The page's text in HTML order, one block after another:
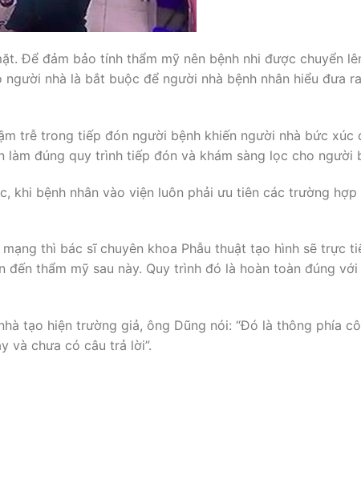
Để đảm bảo tính thẩm mỹ nên bệnh nhi được chuyển
nhà là bắt buộc để người nhà bệnh nhân hiểu đưa
trễ trong tiếp đón người bệnh khiến người nhà bức xúc
làm đúng quy trình tiếp đón và khám sàng lọc cho người
khi bệnh nhân vào viện luôn phải ưu tiên các trường hợp
thì bác sĩ chuyên khoa Phẫu thuật tạo hình sẽ trực
đến thẩm mỹ sau này. Quy trình đó là hoàn toàn đúng
tạo hiện trường giả, ông Dũng nói: “Đó là thông phía
và chưa có câu trả lời”.